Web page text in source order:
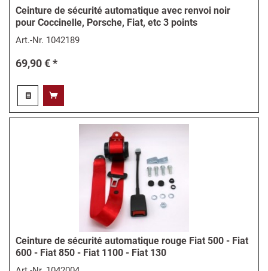
Ceinture de sécurité automatique avec renvoi noir
pour Coccinelle, Porsche, Fiat, etc 3 points
Art.-Nr. 1042189
69,90 € *
Ceinture de sécurité automatique rouge Fiat 500 - Fiat
600 - Fiat 850 - Fiat 1100 - Fiat 130